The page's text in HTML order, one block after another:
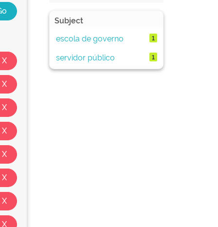
Subject
escola de governo
1
servidor público 1